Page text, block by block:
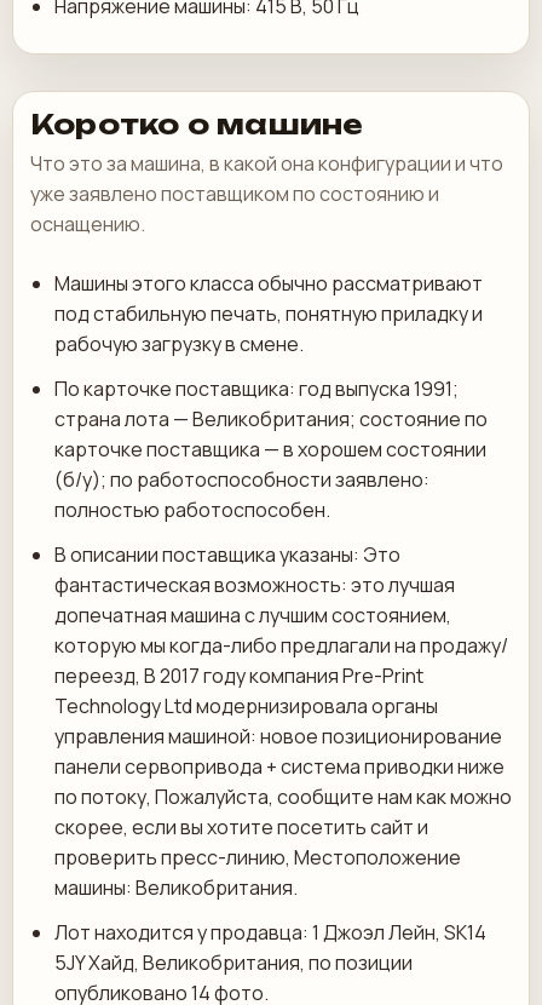
Напряжение машины: 415 В, 50 Гц
Коротко о машине
Что это за машина, в какой она конфигурации и что
уже заявлено поставщиком по состоянию и
оснащению.
Машины этого класса обычно рассматривают
под стабильную печать, понятную приладку и
рабочую загрузку в смене.
По карточке поставщика: год выпуска 1991;
страна лота — Великобритания; состояние по
карточке поставщика — в хорошем состоянии
(б/у); по работоспособности заявлено:
полностью работоспособен.
В описании поставщика указаны: Это
фантастическая возможность: это лучшая
допечатная машина с лучшим состоянием,
которую мы когда-либо предлагали на продажу/
переезд, В 2017 году компания Pre-Print
Technology Ltd модернизировала органы
управления машиной: новое позиционирование
панели сервопривода + система приводки ниже
по потоку, Пожалуйста, сообщите нам как можно
скорее, если вы хотите посетить сайт и
проверить пресс-линию, Местоположение
машины: Великобритания.
Лот находится у продавца: 1 Джоэл Лейн, SK14
5JY Хайд, Великобритания, по позиции
опубликовано 14 фото.